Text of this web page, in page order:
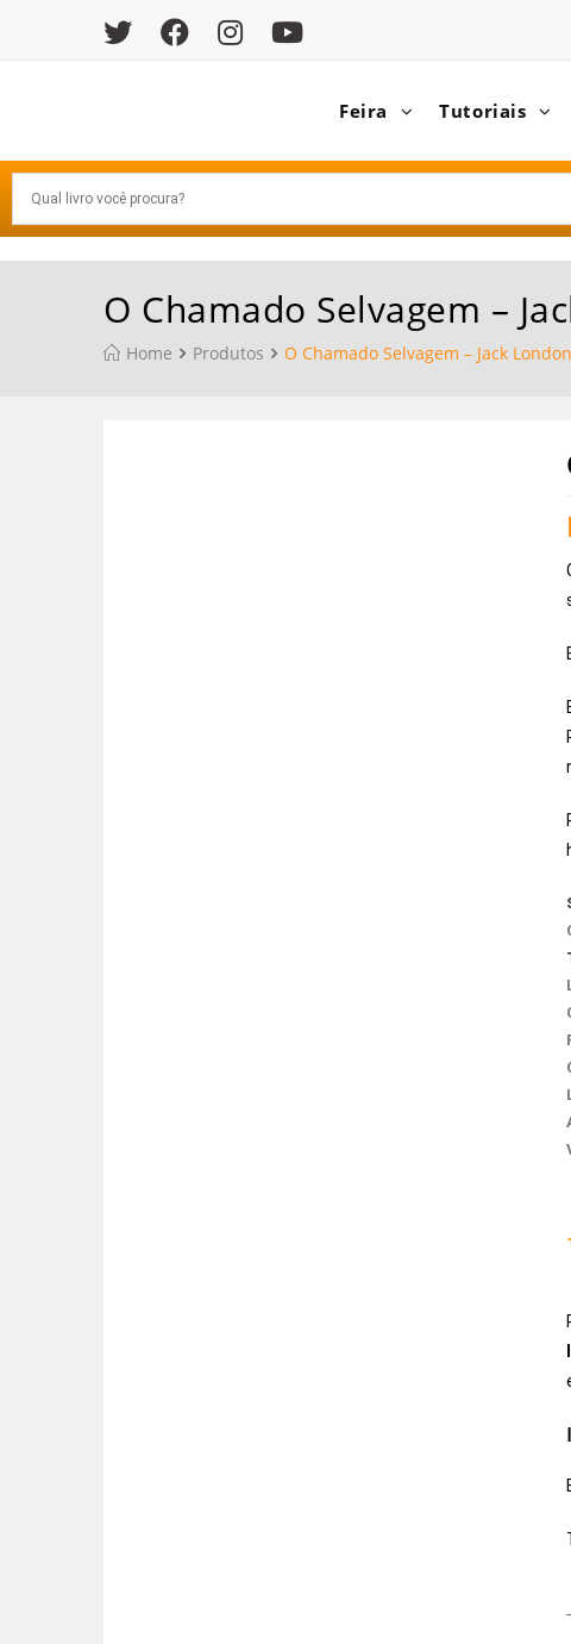
Feira Tutoriais
O Chamado Selvagem –
Home Produtos O Chamado Selvagem – Jack London